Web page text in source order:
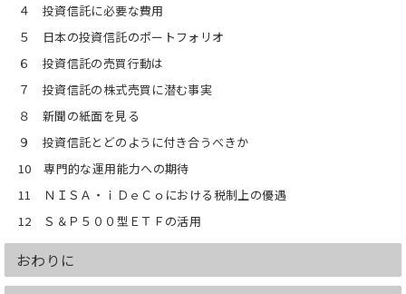
開、デジタル化に適合した製品・サービ
世界的に見て、少数の精鋭企業だけが伸
能）、生命工学……、その流れに追いつ
同じである。長期保有の観点から企業を
選び出す感性と、その確認が求められ
第６章「投資信託と付き合う」
などの政府の掛け声、税制上の優遇措置
４ 投資信託に必要な費用
５ 日本の投資信託のポートフォリオ
６ 投資信託の売買行動は
７ 投資信託の株式売買に潜む事実
８ 新聞の紙面を見る
９ 投資信託とどのように付き合うべきか
10 専門的な運用能力への期待
11 ＮＩＳＡ・ｉＤｅＣｏにおける税制上の優遇
12 Ｓ＆Ｐ５００型ＥＴＦの活用
おわりに